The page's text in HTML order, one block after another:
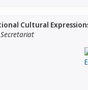
Cultural